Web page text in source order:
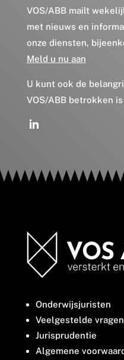
VOS/ABB mailt
met nieuws en
onze diensten,
Meld u nu aan
U kunt ook de
VOS/ABB betrokken
Onderwijsjuristen
Veelgestelde vragen
Jurisprudentie
Algemene